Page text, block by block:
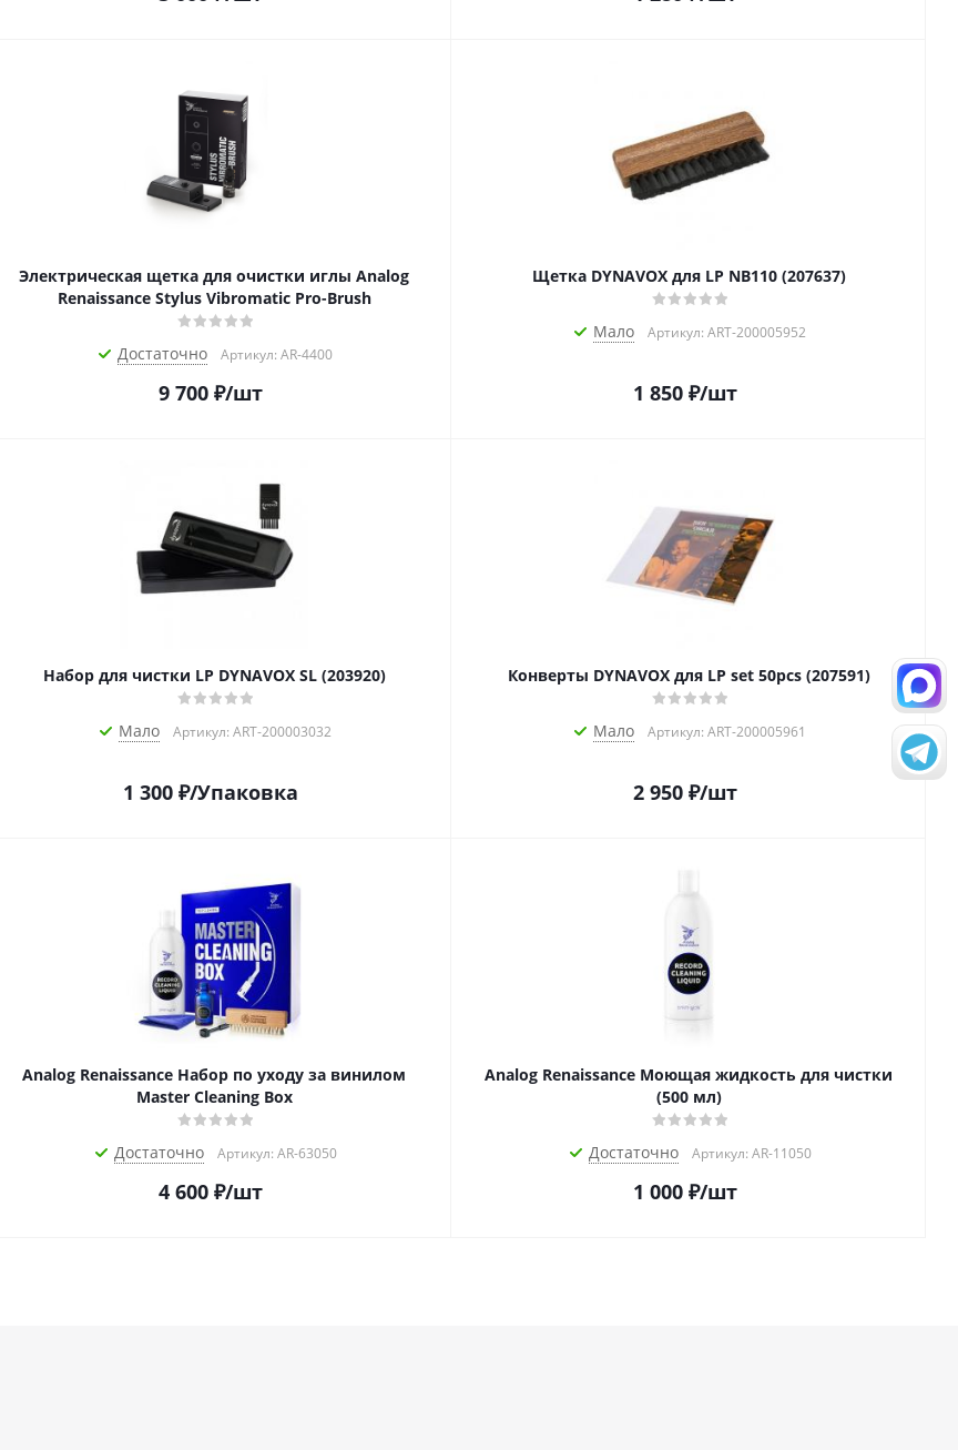
Электрическая щетка для очистки иглы Analog
Renaissance Stylus Vibromatic Pro-Brush
Достаточно Артикул: AR-4400
9 700₽/шт
Щетка DYNAVOX для LP NB110 (207637)
Мало Артикул: ART-200005952
1 850₽/шт
Набор для чистки LP DYNAVOX SL (203920)
Мало Артикул: ART-200003032
1 300₽/Упаковка
Конверты DYNAVOX для LP set 50pcs (207591)
Мало Артикул: ART-200005961
2 950₽/шт
Analog Renaissance Набор по уходу за винилом
Master Cleaning Box
Достаточно Артикул: AR-63050
4 600₽/шт
Analog Renaissance Моющая жидкость для чистки
(500 мл)
Достаточно Артикул: AR-11050
1 000₽/шт